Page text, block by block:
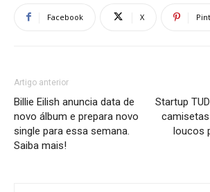
Facebook X
Artigo anterior
Billie Eilish anuncia data de
novo álbum e prepara novo
single para essa semana.
Saiba mais!
Startup
loucos